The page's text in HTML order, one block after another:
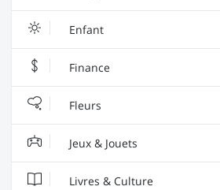
Enfant
Finance
Fleurs
Jeux & Jouets
Livres & Culture